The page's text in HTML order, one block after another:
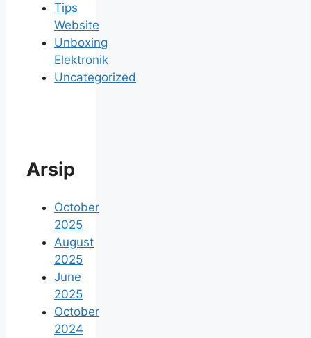
Tips
Website
Unboxing
Elektronik
Uncategorized
Arsip
October
2025
August
2025
June
2025
October
2024